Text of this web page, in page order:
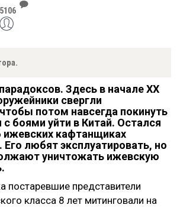
J
Здесь в началеXX
свергли
потом навсегда покинуть
с боями уйти в Китай. Остался
кафтанщиках
Его любят эксплуатировать, но
уничтожать ижевскую
постаревшие представители
класса 8 лет митинговали на